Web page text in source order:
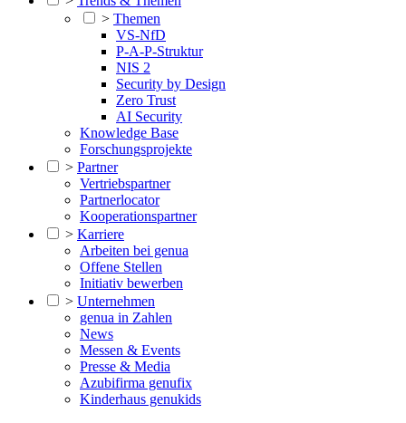
> Themen
VS-NfD
P-A-P-Struktur
NIS 2
Security by Design
Zero Trust
AI Security
Knowledge Base
Forschungsprojekte
> Partner
Vertriebspartner
Partnerlocator
Kooperationspartner
> Karriere
Arbeiten bei genua
Offene Stellen
Initiativ bewerben
> Unternehmen
genua in Zahlen
News
Messen & Events
Presse & Media
Azubifirma genufix
Kinderhaus genukids